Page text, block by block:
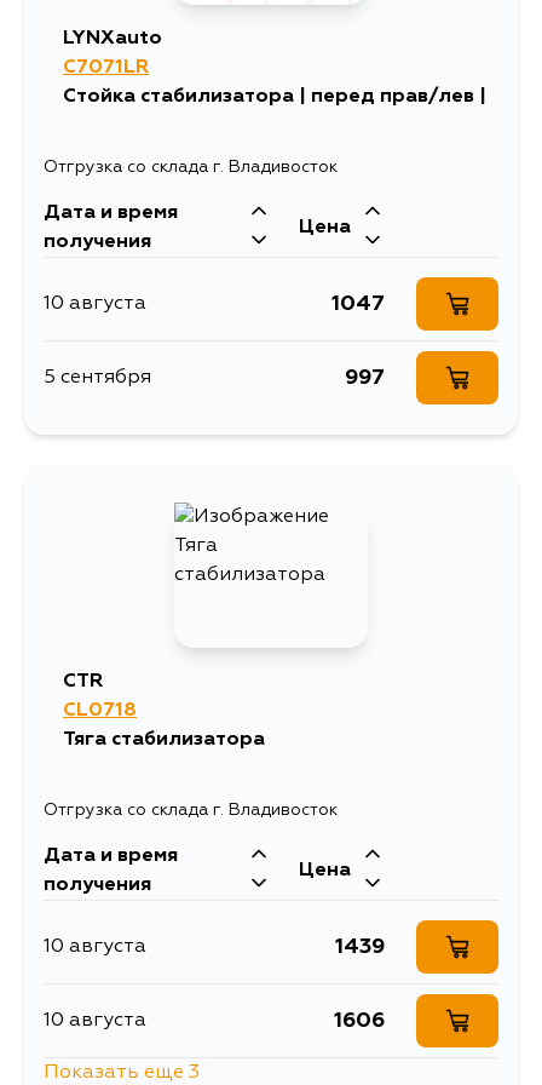
LYNXauto
C7071LR
Стойка стабилизатора | перед прав/лев |
Отгрузка со склада г. Владивосток
Дата и время
получения
Цена
10 августа 1047
5 сентября 997
CTR
CL0718
Тяга стабилизатора
Отгрузка со склада г. Владивосток
Дата и время
получения
Цена
10 августа 1439
10 августа 1606
Показать еще 3